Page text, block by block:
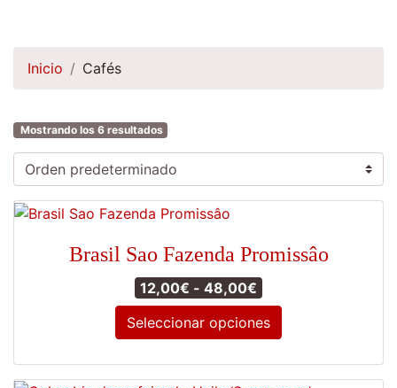
Inicio Cafés
Mostrando los 6 resultados
Brasil Sao Fazenda Promissâo
12,00€ - 48,00€
Seleccionar opciones
producto